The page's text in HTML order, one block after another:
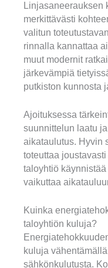
Linjasaneerauksen
merkittävästi
valitun
rinnalla kannattaa
muut modernit
järkevämpiä
putkiston kunnosta
Ajoituksessa
suunnittelun laatu
aikataulutus. Hyvin
toteuttaa
taloyhtiö
vaikuttaa
Kuinka
taloyhtiön kuluja?
kuluja
sähkönkulutusta.